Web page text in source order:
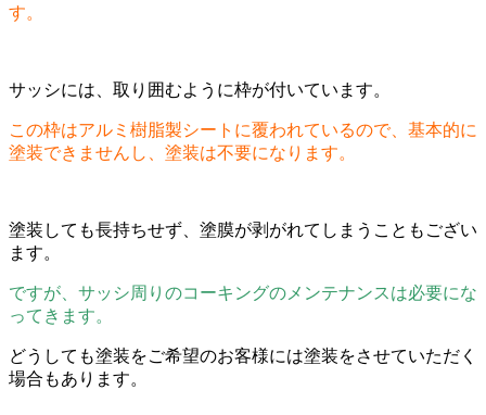
す。
サッシには、取り囲むように枠が付いています。
この枠はアルミ樹脂製シートに覆われているので、基本的に
塗装できませんし、塗装は不要になります。
塗装しても長持ちせず、塗膜が剥がれてしまうこともござい
ます。
ですが、サッシ周りのコーキングのメンテナンスは必要にな
ってきます。
どうしても塗装をご希望のお客様には塗装をさせていただく
場合もあります。